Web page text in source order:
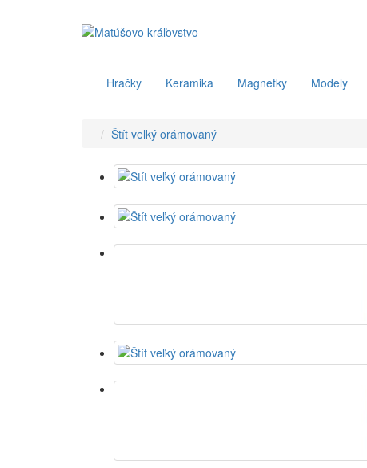
Hračky Keramika Magnetky Modely
Štít veľký orámovaný